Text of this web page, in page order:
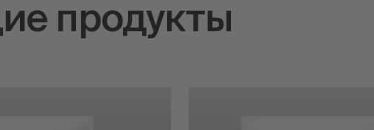
продукты